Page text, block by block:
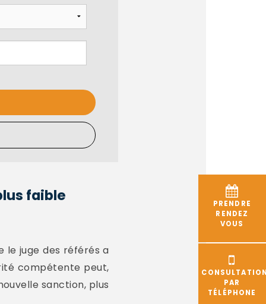
PRENDRE
RENDEZ
VOUS
PAR
TÉLÉPHONE
faible
le juge des référés a
compétente peut,
sanction, plus